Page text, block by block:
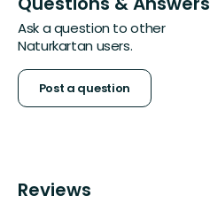
Ask a question to other
Naturkartan users.
Post a question
Reviews